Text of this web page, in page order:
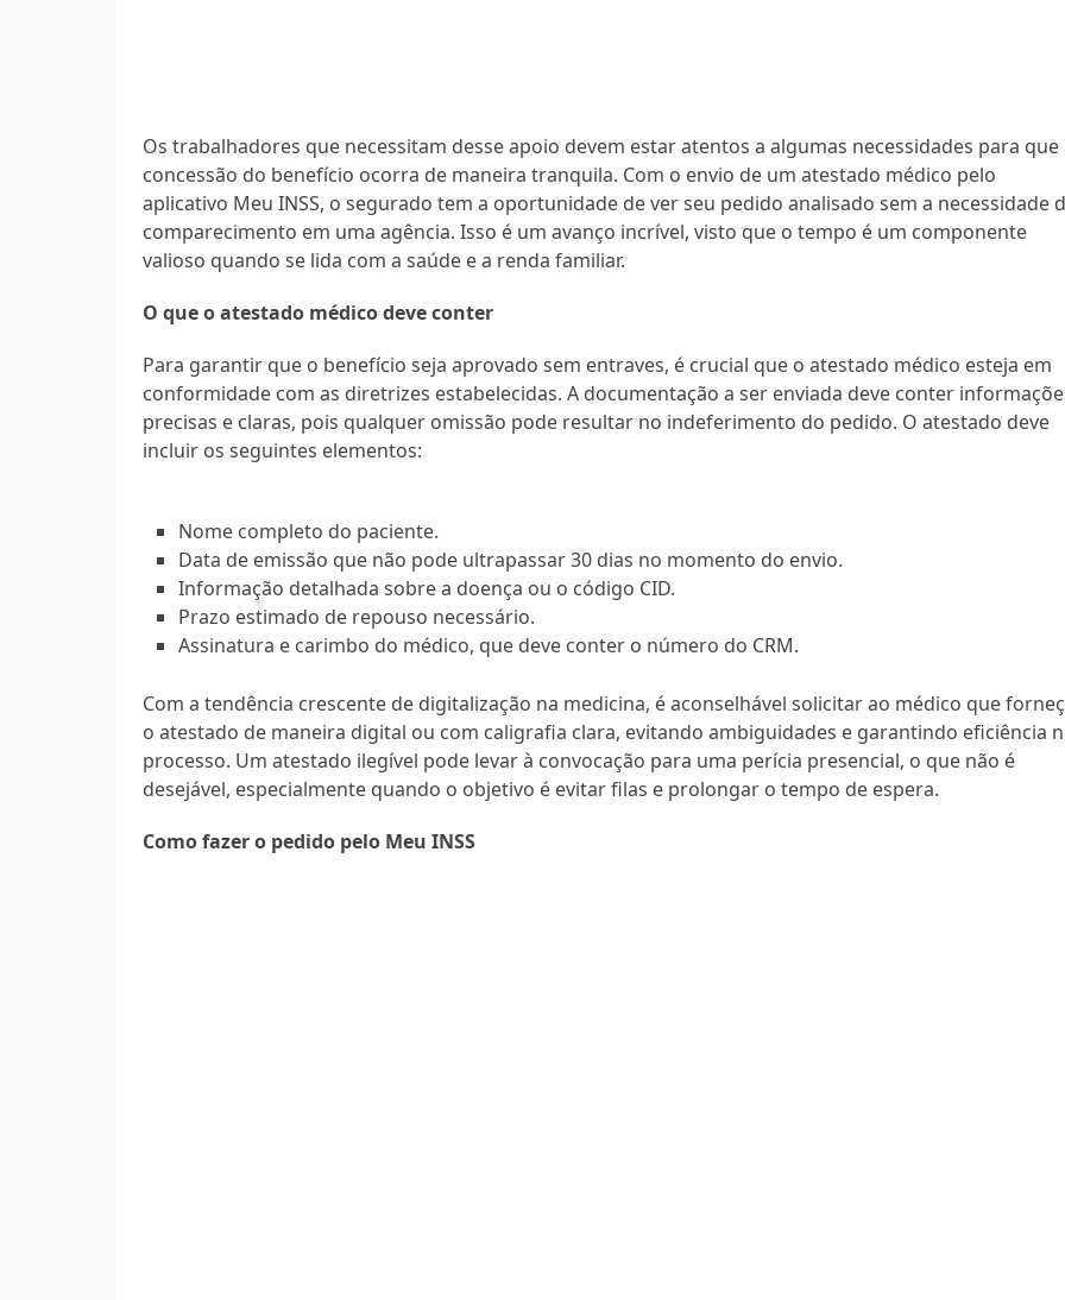
Os trabalhadores que necessitam desse apoio devem estar atentos a algumas necessidades para que
concessão do benefício ocorra de maneira tranquila. Com o envio de um atestado médico pelo
aplicativo Meu INSS, o segurado tem a oportunidade de ver seu pedido analisado sem a necessidade
comparecimento em uma agência. Isso é um avanço incrível, visto que o tempo é um componente
valioso quando se lida com a saúde e a renda familiar.
O que o atestado médico deve conter
Para garantir que o benefício seja aprovado sem entraves, é crucial que o atestado médico esteja em
conformidade com as diretrizes estabelecidas. A documentação a ser enviada deve conter
precisas e claras, pois qualquer omissão pode resultar no indeferimento do pedido. O atestado deve
incluir os seguintes elementos:
Nome completo do paciente.
Data de emissão que não pode ultrapassar 30 dias no momento do envio.
Informação detalhada sobre a doença ou o código CID.
Prazo estimado de repouso necessário.
Assinatura e carimbo do médico, que deve conter o número do CRM.
Com a tendência crescente de digitalização na medicina, é aconselhável solicitar ao médico que
o atestado de maneira digital ou com caligrafia clara, evitando ambiguidades e garantindo eficiência
processo. Um atestado ilegível pode levar à convocação para uma perícia presencial, o que não é
desejável, especialmente quando o objetivo é evitar filas e prolongar o tempo de espera.
Como fazer o pedido pelo Meu INSS